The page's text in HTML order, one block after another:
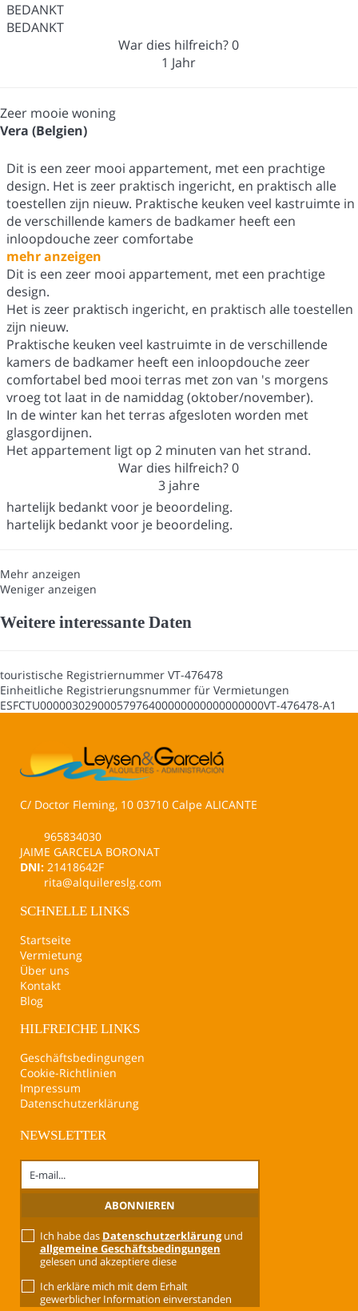
BEDANKT
BEDANKT
War dies hilfreich?0
1 Jahr
Zeer mooie woning
Vera (Belgien)
Dit is een zeer mooi appartement, met een prachtige
design. Het is zeer praktisch ingericht, en praktisch alle
toestellen zijn nieuw. Praktische keuken veel kastruimte in
de verschillende kamers de badkamer heeft een
inloopdouche zeer comfortabe
mehr anzeigen
Dit is een zeer mooi appartement, met een prachtige
design.
Het is zeer praktisch ingericht, en praktisch alle toestellen
zijn nieuw.
Praktische keuken veel kastruimte in de verschillende
kamers de badkamer heeft een inloopdouche zeer
comfortabel bed mooi terras met zon van 's morgens
vroeg tot laat in de namiddag (oktober/november).
In de winter kan het terras afgesloten worden met
glasgordijnen.
Het appartement ligt op 2 minuten van het strand.
War dies hilfreich?0
3 jahre
hartelijk bedankt voor je beoordeling.
hartelijk bedankt voor je beoordeling.
Mehr anzeigen
Weniger anzeigen
Weitere interessante Daten
touristische Registriernummer VT-476478
Einheitliche Registrierungsnummer für Vermietungen
ESFCTU00000302900057976400000000000000000VT-476478-A1
C/ Doctor Fleming, 10 03710 Calpe ALICANTE
965834030
JAIME GARCELA BORONAT
DNI: 21418642F
rita@alquilereslg.com
SCHNELLE LINKS
Startseite
Vermietung
Über uns
Kontakt
Blog
HILFREICHE LINKS
Geschäftsbedingungen
Cookie-Richtlinien
Impressum
Datenschutzerklärung
NEWSLETTER
Ich habe das Datenschutzerklärungund
allgemeine Geschäftsbedingungen
gelesen und akzeptiere diese
Ich erkläre mich mit dem Erhalt
gewerblicher Information einverstanden